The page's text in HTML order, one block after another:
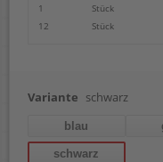
1
Stück
12
Stück
Variante schwarz
blau
schwarz